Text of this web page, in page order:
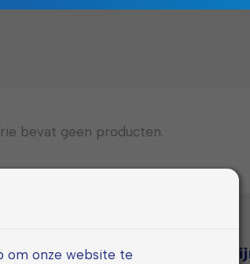
bevat geen producten.
Informatie
om onze website te